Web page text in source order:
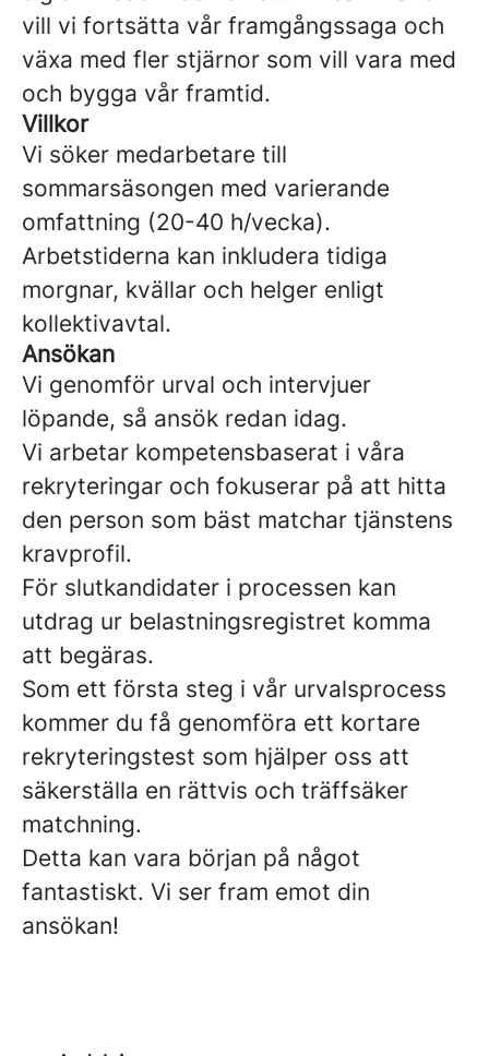
vill vi fortsätta vår framgångssaga och
växa med fler stjärnor som vill vara med
och bygga vår framtid.
Villkor
Vi söker medarbetare till
sommarsäsongen med varierande
omfattning (20-40 h/vecka).
Arbetstiderna kan inkludera tidiga
morgnar, kvällar och helger enligt
kollektivavtal.
Ansökan
Vi genomför urval och intervjuer
löpande, så ansök redan idag.
Vi arbetar kompetensbaserat i våra
rekryteringar och fokuserar på att hitta
den person som bäst matchar tjänstens
kravprofil.
För slutkandidater i processen kan
utdrag ur belastningsregistret komma
att begäras.
Som ett första steg i vår urvalsprocess
kommer du få genomföra ett kortare
rekryteringstest som hjälper oss att
säkerställa en rättvis och träffsäker
matchning.
Detta kan vara början på något
fantastiskt. Vi ser fram emot din
ansökan!